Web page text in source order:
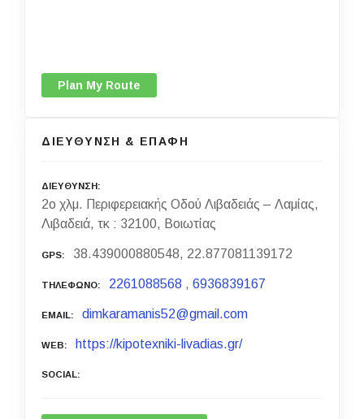
Plan My Route
ΔΙΕΥΘΥΝΣΗ & ΕΠΑΦΗ
ΔΙΕΥΘΥΝΣΗ
2ο χλμ. Περιφερειακής Οδού Λιβαδειάς – Λαμίας,
Λιβαδειά, τκ : 32100, Βοιωτίας
GPS 38.439000880548, 22.877081139172
ΤΗΛΕΦΩΝΟ 2261088568 ,6936839167
EMAIL dimkaramanis52@gmail.com
WEB https://kipotexniki-livadias.gr/
SOCIAL